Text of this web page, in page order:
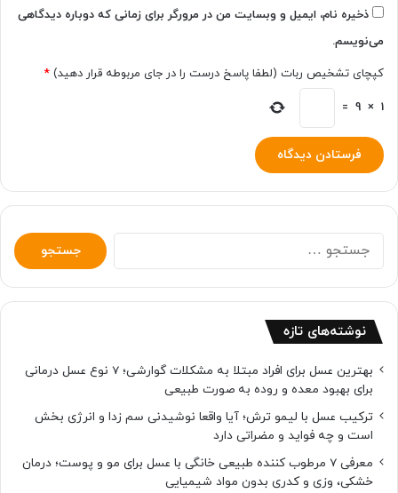
ذخیره نام، ایمیل و وبسایت من در مرورگر برای زمانی که دوباره دیدگاهی
می‌نویسم.
کپچای تشخیص ربات (لطفا پاسخ درست را در جای مربوطه قرار دهید) *
1
×
9
=
جستجو
برای:
نوشته‌های تازه
بهترین عسل برای افراد مبتلا به مشکلات گوارشی؛ 7 نوع عسل درمانی
برای بهبود معده و روده به صورت طبیعی
ترکیب عسل با لیمو ترش؛ آیا واقعا نوشیدنی سم زدا و انرژی بخش
است و چه فواید و مضراتی دارد
معرفی 7 مرطوب کننده طبیعی خانگی با عسل برای مو و پوست؛ درمان
خشکی، وزی و کدری بدون مواد شیمیایی